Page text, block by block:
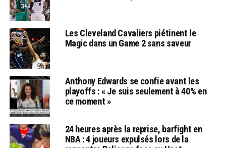
Les Cleveland Cavaliers piétinent le
Magic dans un Game 2 sans saveur
Anthony Edwards se confie avant les
playoffs : « Je suis seulement à 40% en
ce moment »
24 heures après la reprise, barfight en
NBA : 4 joueurs expulsés lors de la